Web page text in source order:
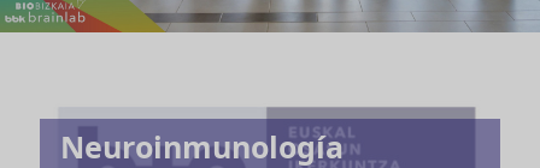
Neuroinmunología